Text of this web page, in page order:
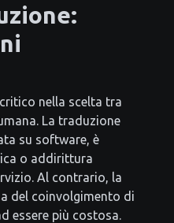
nella scelta tra
La traduzione
su software, è
o addirittura
Al contrario, la
del coinvolgimento di
essere più costosa.